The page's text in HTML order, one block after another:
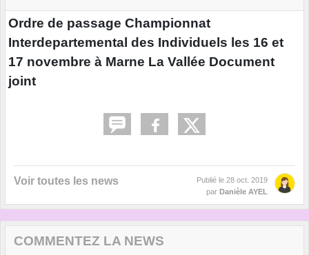
Ordre de passage Championnat
Interdepartemental des Individuels les 16 et
17 novembre à Marne La Vallée Document
joint
Voir toutes les news Publié le 28 oct. 2019
par Danièle AYEL
COMMENTEZ LA NEWS